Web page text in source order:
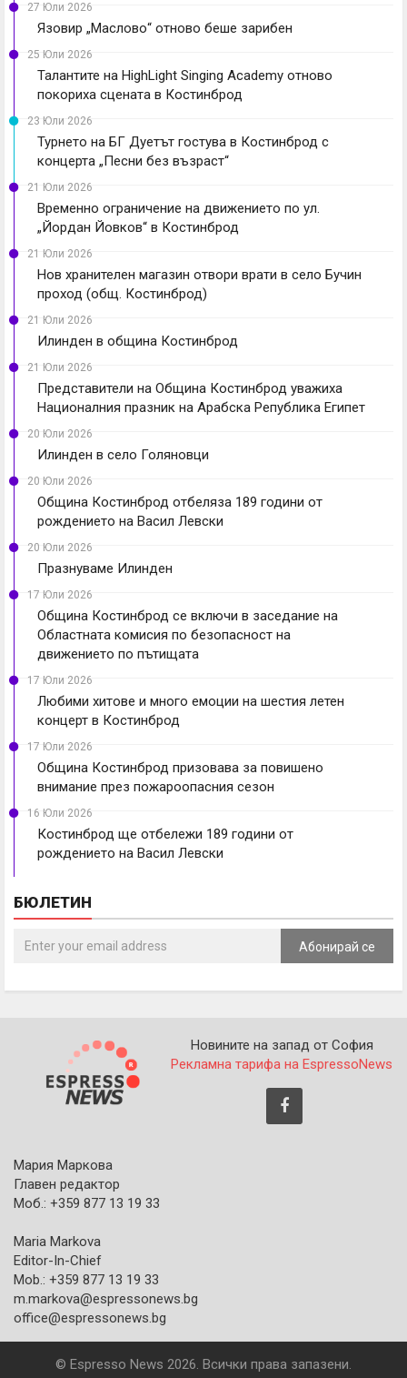
27 Юли 2026
Язовир „Маслово“ отново беше зарибен
25 Юли 2026
Талантите на HighLight Singing Academy отново
покориха сцената в Костинброд
23 Юли 2026
Турнето на БГ Дуетът гостува в Костинброд с
концерта „Песни без възраст“
21 Юли 2026
Временно ограничение на движението по ул.
„Йордан Йовков“ в Костинброд
21 Юли 2026
Нов хранителен магазин отвори врати в село Бучин
проход (общ. Костинброд)
21 Юли 2026
Илинден в община Костинброд
21 Юли 2026
Представители на Община Костинброд уважиха
Националния празник на Арабска Република Египет
20 Юли 2026
Илинден в село Голяновци
20 Юли 2026
Община Костинброд отбеляза 189 години от
рождението на Васил Левски
20 Юли 2026
Празнуваме Илинден
17 Юли 2026
Община Костинброд се включи в заседание на
Областната комисия по безопасност на
движението по пътищата
17 Юли 2026
Любими хитове и много емоции на шестия летен
концерт в Костинброд
17 Юли 2026
Община Костинброд призовава за повишено
внимание през пожароопасния сезон
16 Юли 2026
Костинброд ще отбележи 189 години от
рождението на Васил Левски
БЮЛЕТИН
Абонирай се
Новините на запад от София
Рекламна тарифа на EspressoNews
Мария Маркова
Главен редактор
Моб.: +359 877 13 19 33
Maria Markova
Editor-In-Chief
Mob.: +359 877 13 19 33
m.markova@espressonews.bg
office@espressonews.bg
© Espresso News 2026. Всички права запазени.